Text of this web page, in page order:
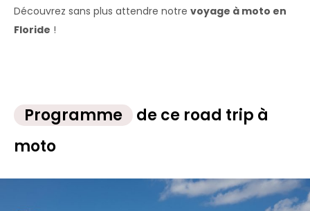
Découvrez sans plus attendre notre voyage à moto en
Floride !
Programme
de ce road trip à
moto